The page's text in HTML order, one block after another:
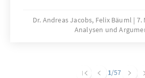
als Beschützerin jüdischen
Deutschland zu positionieren.
und erfüllt mehrere politische
Dr. Andreas Jacobs, Felix Bäuml
7.
Analysen und
1/57